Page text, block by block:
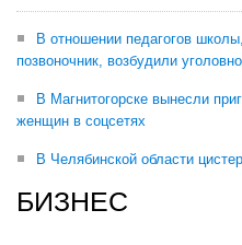
В отношении педагогов
позвоночник, возбудили
В Магнитогорске вынесли
женщин в соцсетях
В Челябинской области
БИЗНЕС